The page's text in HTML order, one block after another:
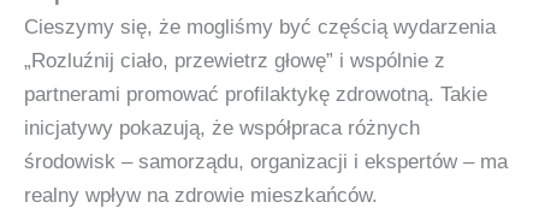
Cieszymy się, że mogliśmy być częścią wydarzenia
„Rozluźnij ciało, przewietrz głowę” i wspólnie z
partnerami promować profilaktykę zdrowotną. Takie
inicjatywy pokazują, że współpraca różnych
środowisk – samorządu, organizacji i ekspertów – ma
realny wpływ na zdrowie mieszkańców.